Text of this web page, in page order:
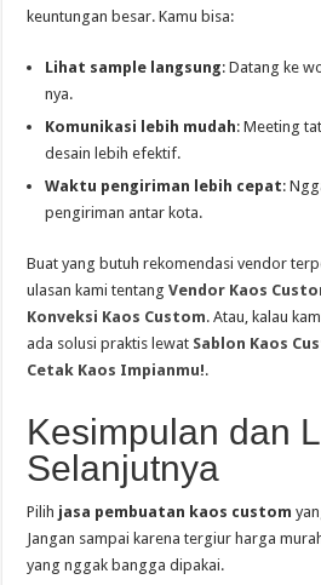
keuntungan besar. Kamu bisa:
Lihat sample langsung: Datang ke
nya.
Komunikasi lebih mudah: Meeting
desain lebih efektif.
Waktu pengiriman lebih cepat:
pengiriman antar kota.
Buat yang butuh rekomendasi vendor
ulasan kami tentangVendor Kaos
Konveksi Kaos Custom. Atau, kalau
ada solusi praktis lewat Sablon Kaos
Cetak Kaos Impianmu!.
Kesimpulan dan
Selanjutnya
Pilih jasa pembuatan kaos custom
Jangan sampai karena tergiur harga
yang nggak bangga dipakai.